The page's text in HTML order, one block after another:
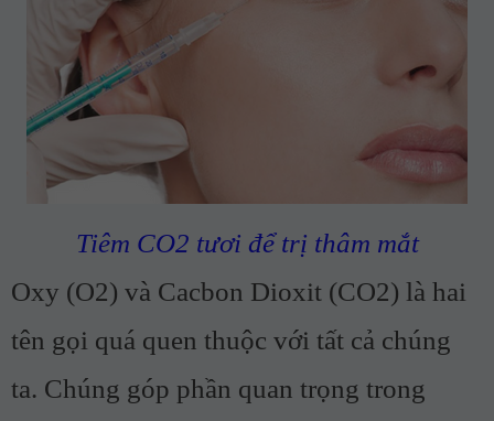
Tiêm CO2 tươi để trị thâm mắt
Oxy (O2) và Cacbon Dioxit (CO2) là hai
tên gọi quá quen thuộc với tất cả chúng
ta. Chúng góp phần quan trọng trong